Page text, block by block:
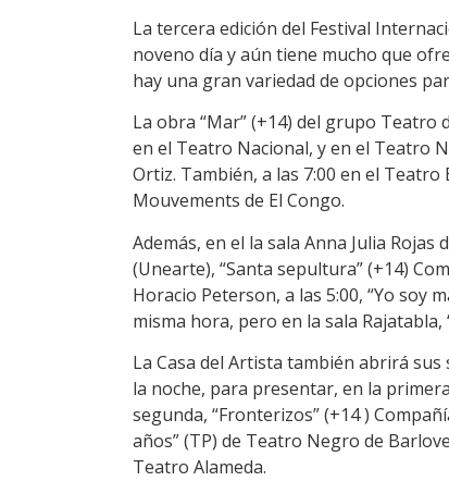
La tercera edición del Festival
noveno día y aún tiene mucho que
hay una gran variedad de opciones
La obra “Mar” (+14) del grupo Teatro
en el Teatro Nacional, y en el Teatro
Ortiz. También, a las 7:00 en el Teatro
Mouvements de El Congo.
Además, en el la sala Anna Julia
(Unearte), “Santa sepultura” (+14)
Horacio Peterson, a las 5:00, “Yo soy
misma hora, pero en la sala Rajatabla,
La Casa del Artista también abrirá sus
la noche, para presentar, en la
segunda, “Fronterizos” (+14 )
años” (TP) de Teatro Negro de
Teatro Alameda.